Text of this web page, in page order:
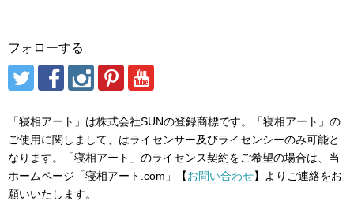
フォローする
「寝相アート」は株式会社SUNの登録商標です。「寝相アート」の
ご使用に関しまして、はライセンサー及びライセンシーのみ可能と
なります。「寝相アート」のライセンス契約をご希望の場合は、当
ホームページ「寝相アート.com」【お問い合わせ】よりご連絡をお
願いいたします。